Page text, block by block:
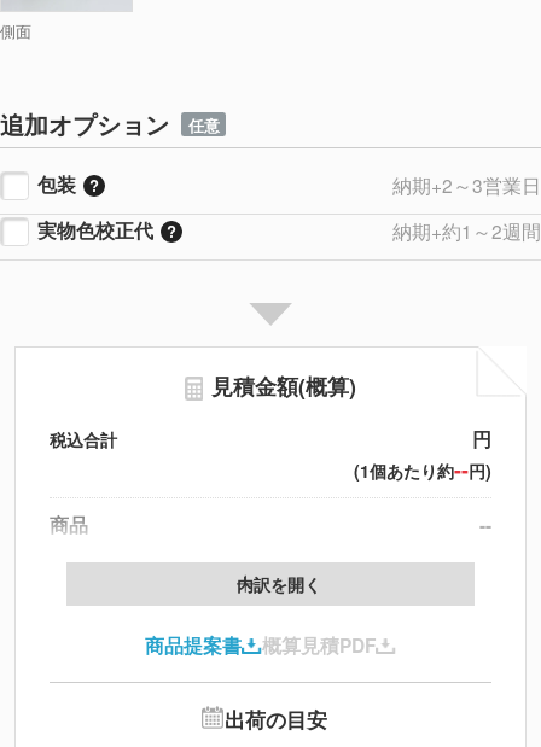
側面
追加オプション 任意
包装
納期+2～3営業日
実物色校正代
納期+約1～2週間
見積金額(概算)
税込合計 円
(1個あたり約--円)
商品
--
製版代
印刷代
北海道・沖縄・離島 別途
内訳を開く
商品提案書 概算見積PDF
出荷の目安